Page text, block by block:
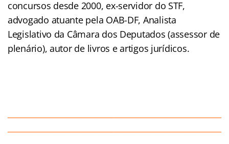
concursos desde 2000, ex-servidor do STF,
advogado atuante pela OAB-DF, Analista
Legislativo da Câmara dos Deputados (assessor de
plenário), autor de livros e artigos jurídicos.